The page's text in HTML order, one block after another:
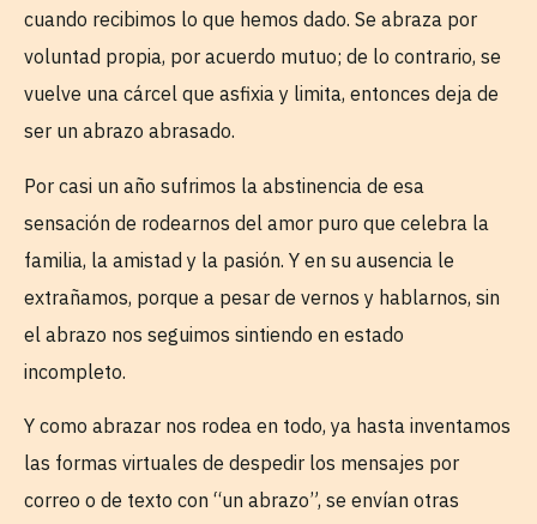
cuando recibimos lo que hemos dado. Se abraza por
voluntad propia, por acuerdo mutuo; de lo contrario, se
vuelve una cárcel que asfixia y limita, entonces deja de
ser un abrazo abrasado.
Por casi un año sufrimos la abstinencia de esa
sensación de rodearnos del amor puro que celebra la
familia, la amistad y la pasión. Y en su ausencia le
extrañamos, porque a pesar de vernos y hablarnos, sin
el abrazo nos seguimos sintiendo en estado
incompleto.
Y como abrazar nos rodea en todo, ya hasta inventamos
las formas virtuales de despedir los mensajes por
correo o de texto con “un abrazo”, se envían otras